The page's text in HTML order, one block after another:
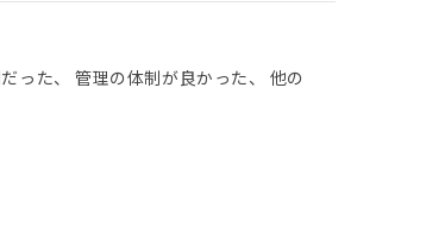
った、 管理の体制が良かった、 他の